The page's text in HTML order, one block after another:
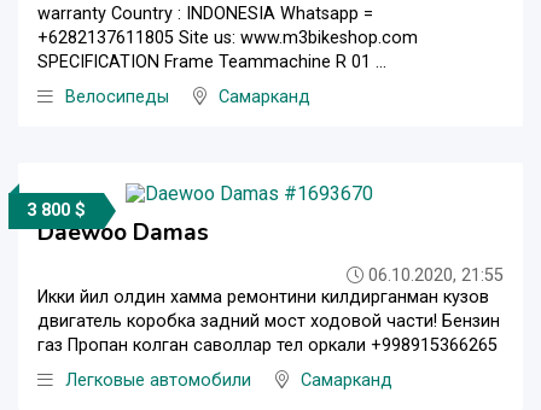
warranty Country : INDONESIA Whatsapp =
+6282137611805 Site us: www.m3bikeshop.com
SPECIFICATION Frame Teammachine R 01 ...
Велосипеды
Самарканд
3 800 $
Daewoo Damas
06.10.2020, 21:55
Икки йил олдин хамма ремонтини килдирганман кузов
двигатель коробка задний мост ходовой части! Бензин
газ Пропан колган саволлар тел оркали +998915366265
Легковые автомобили
Самарканд